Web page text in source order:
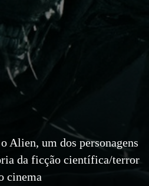
Alien, um dos personagens
da ficção científica/terror
cinema